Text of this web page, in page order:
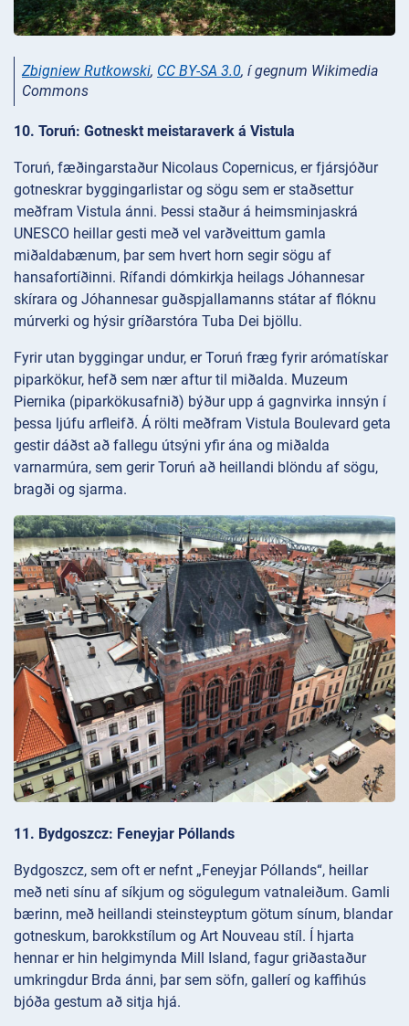
Zbigniew Rutkowski, CC BY-SA 3.0, í gegnum Wikimedia
Commons
10. Toruń: Gotneskt meistaraverk á Vistula
Toruń, fæðingarstaður Nicolaus Copernicus, er fjársjóður
gotneskrar byggingarlistar og sögu sem er staðsettur
meðfram Vistula ánni. Þessi staður á heimsminjaskrá
UNESCO heillar gesti með vel varðveittum gamla
miðaldabænum, þar sem hvert horn segir sögu af
hansafortíðinni. Rífandi dómkirkja heilags Jóhannesar
skírara og Jóhannesar guðspjallamanns státar af flóknu
múrverki og hýsir gríðarstóra Tuba Dei bjöllu.
Fyrir utan byggingar undur, er Toruń fræg fyrir arómatískar
piparkökur, hefð sem nær aftur til miðalda. Muzeum
Piernika (piparkökusafnið) býður upp á gagnvirka innsýn í
þessa ljúfu arfleifð. Á rölti meðfram Vistula Boulevard geta
gestir dáðst að fallegu útsýni yfir ána og miðalda
varnarmúra, sem gerir Toruń að heillandi blöndu af sögu,
bragði og sjarma.
11. Bydgoszcz: Feneyjar Póllands
Bydgoszcz, sem oft er nefnt „Feneyjar Póllands“, heillar
með neti sínu af síkjum og sögulegum vatnaleiðum. Gamli
bærinn, með heillandi steinsteyptum götum sínum, blandar
gotneskum, barokkstílum og Art Nouveau stíl. Í hjarta
hennar er hin helgimynda Mill Island, fagur griðastaður
umkringdur Brda ánni, þar sem söfn, gallerí og kaffihús
bjóða gestum að sitja hjá.